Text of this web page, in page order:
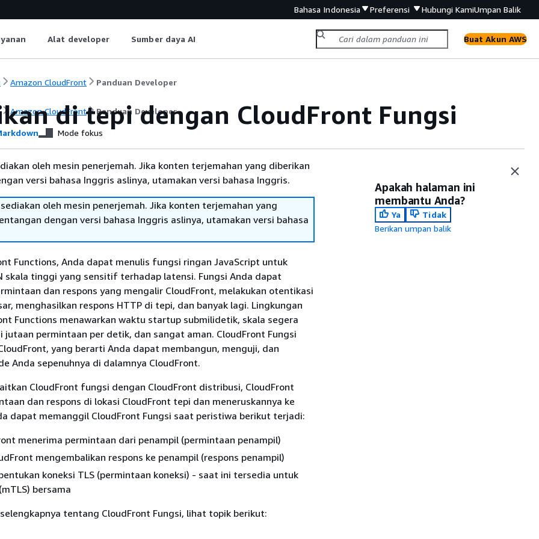
Bahasa Indonesia Preferensi Hubungi KamiUmpan Balik
Alat developer Sumber daya AI Buat Akun AWS
Amazon CloudFront Panduan Developer
Amazon CloudFront Panduan Developer
di tepi dengan CloudFront Fungsi
Mode fokus
oleh mesin penerjemah. Jika konten terjemahan yang diberikan
versi bahasa Inggris aslinya, utamakan versi bahasa Inggris.
oleh mesin penerjemah. Jika konten terjemahan yang
dengan versi bahasa Inggris aslinya, utamakan versi bahasa
Functions, Anda dapat menulis fungsi ringan JavaScript untuk
skala tinggi yang sensitif terhadap latensi. Fungsi Anda dapat
dan respons yang mengalir CloudFront, melakukan otentikasi
menghasilkan respons HTTP di tepi, dan banyak lagi. Lingkungan
Functions menawarkan waktu startup submilidetik, skala segera
jutaan permintaan per detik, dan sangat aman. CloudFront Fungsi
yang berarti Anda dapat membangun, menguji, dan
Anda sepenuhnya di dalamnya CloudFront.
CloudFront fungsi dengan CloudFront distribusi, CloudFront
dan respons di lokasi CloudFront tepi dan meneruskannya ke
dapat memanggil CloudFront Fungsi saat peristiwa berikut terjadi:
menerima permintaan dari penampil (permintaan penampil)
mengembalikan respons ke penampil (respons penampil)
koneksi TLS (permintaan koneksi) - saat ini tersedia untuk
bersama
tentang CloudFront Fungsi, lihat topik berikut:
Apakah halaman ini
membantu Anda?
Ya
Tidak
Berikan umpan balik